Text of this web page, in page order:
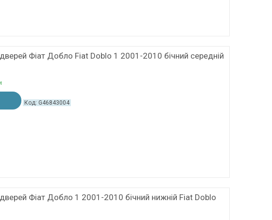
Фіат Добло Fiat Doblo 1 2001-2010 бічний середній
G46843004
Фіат Добло 1 2001-2010 бічний нижній Fiat Doblo